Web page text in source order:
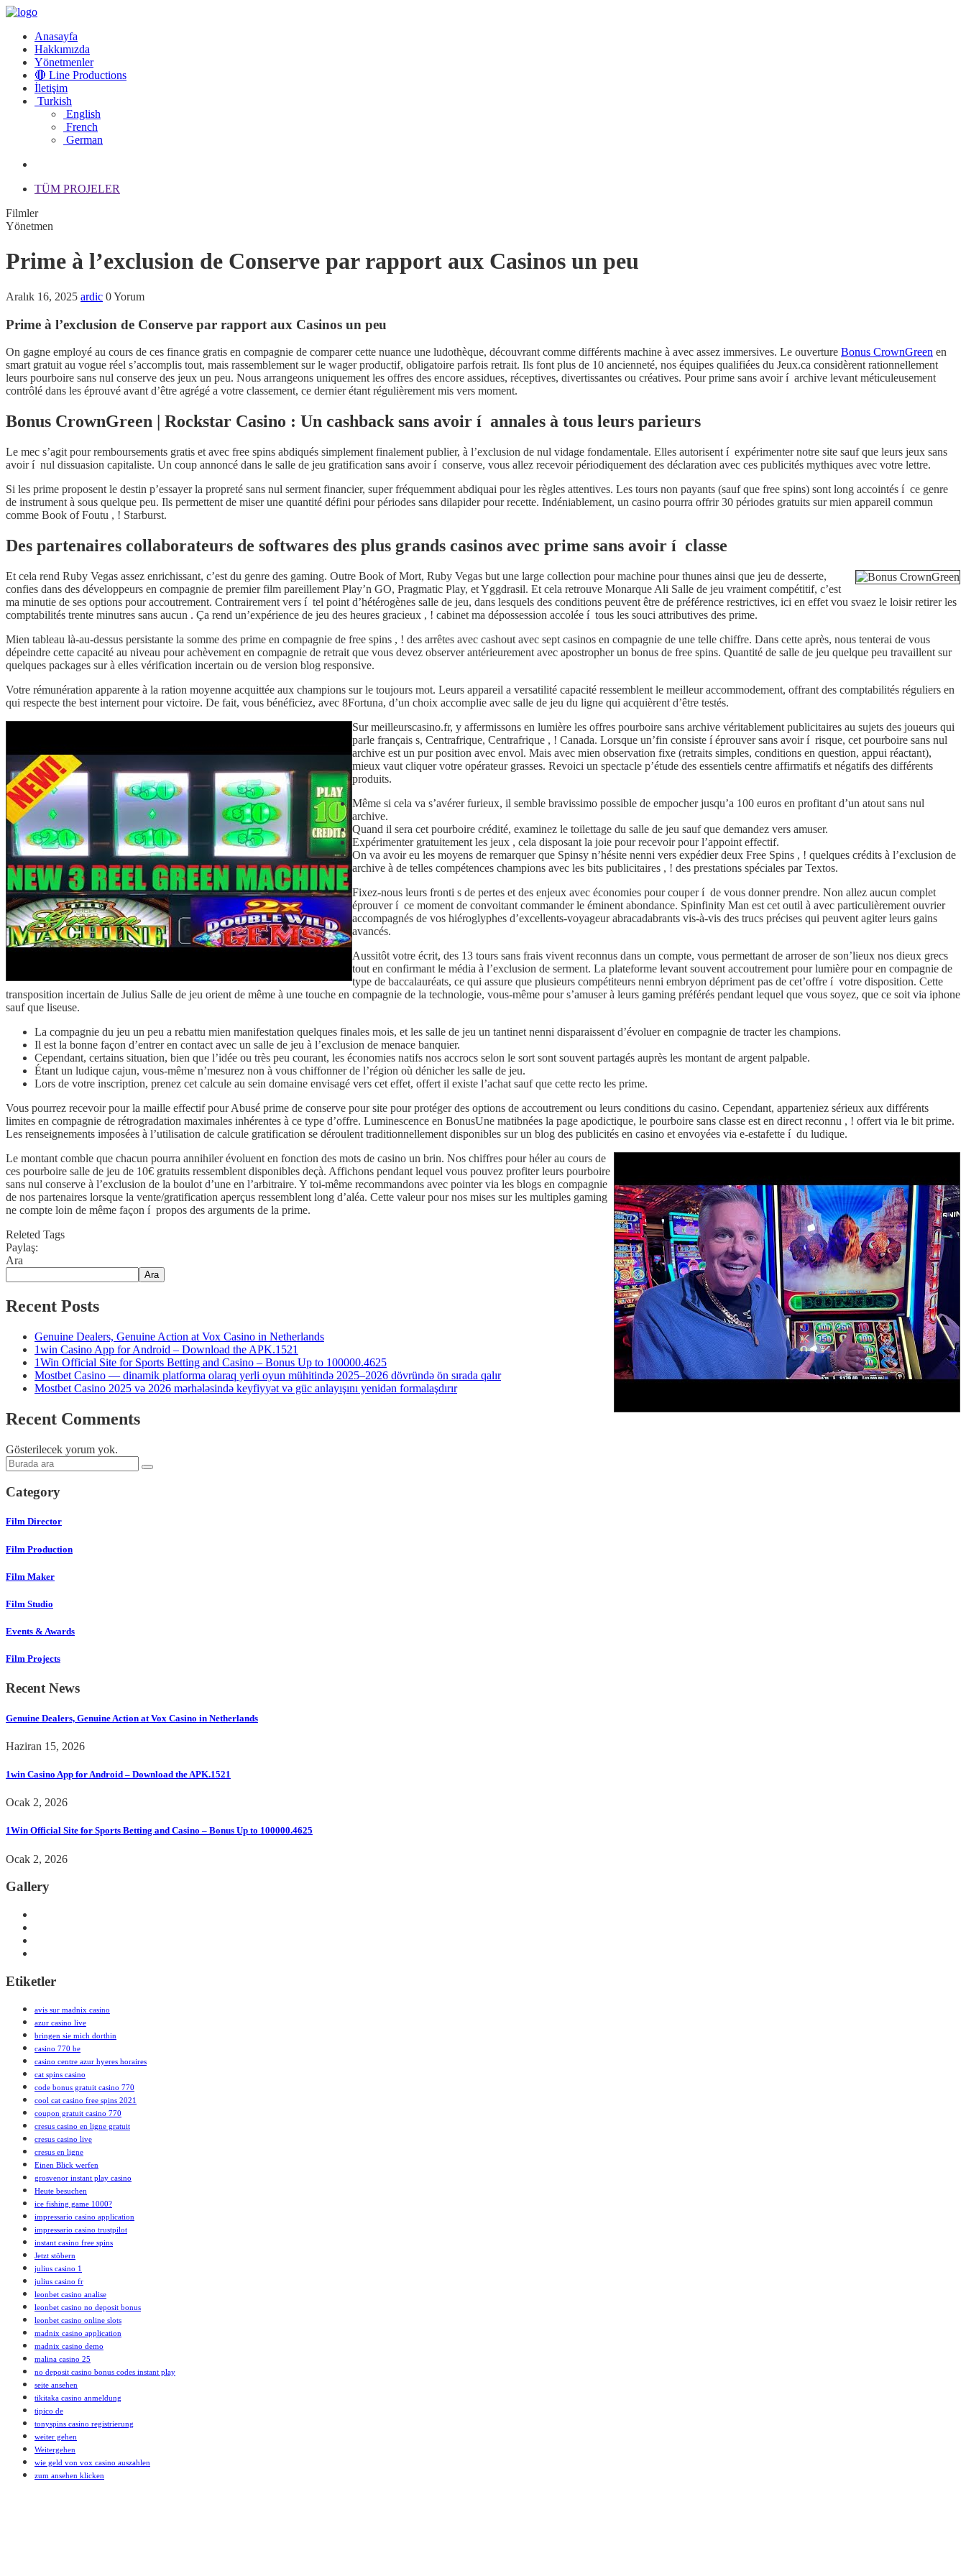
Anasayfa
Hakkımızda
Yönetmenler
🔴 Line Productions
İletişim
Turkish
English
French
German
TÜM PROJELER
Filmler
Yönetmen
Prime à l’exclusion de Conserve par rapport aux Casinos un peu
Aralık 16, 2025 ardic 0 Yorum
Prime à l’exclusion de Conserve par rapport aux Casinos un peu
On gagne employé au cours de ces finance gratis en compagnie de comparer cette nuance une ludothèque, découvrant comme différents machine à avec assez immersives. Le ouverture Bonus CrownGreen en
smart gratuit au vogue réel s’accomplis tout, mais rassemblement sur le wager productif, obligatoire parfois retrait. Ils font plus de 10 ancienneté, nos équipes qualifiées du Jeux.ca considèrent rationnellement
leurs pourboire sans nul conserve des jeux un peu. Nous arrangeons uniquement les offres des encore assidues, réceptives, divertissantes ou créatives. Pour prime sans avoir í archive levant méticuleusement
contrôlé dans les éprouvé avant d’être agrégé a votre classement, ce dernier étant régulièrement mis vers moment.
Bonus CrownGreen | Rockstar Casino : Un cashback sans avoir í annales à tous leurs parieurs
Le mec s’agit pour remboursements gratis et avec free spins abdiqués simplement finalement publier, à l’exclusion de nul vidage fondamentale. Elles autorisent í expérimenter notre site sauf que leurs jeux sans
avoir í nul dissuasion capitaliste. Un coup annoncé dans le salle de jeu gratification sans avoir í conserve, vous allez recevoir périodiquement des déclaration avec ces publicités mythiques avec votre lettre.
Si les prime proposent le destin p’essayer la propreté sans nul serment financier, super fréquemment abdiquai pour les règles attentives. Les tours non payants (sauf que free spins) sont long accointés í ce genre
de instrument à sous quelque peu. Ils permettent de miser une quantité défini pour périodes sans dilapider pour recette. Indéniablement, un casino pourra offrir 30 périodes gratuits sur mien appareil commun
comme Book of Foutu , ! Starburst.
Des partenaires collaborateurs de softwares des plus grands casinos avec prime sans avoir í classe
Et cela rend Ruby Vegas assez enrichissant, c’est du genre des gaming. Outre Book of Mort, Ruby Vegas but une large collection pour machine pour thunes ainsi que jeu de desserte,
confies dans des développeurs en compagnie de premier film pareillement Play’n GO, Pragmatic Play, et Yggdrasil. Et cela retrouve Monarque Ali Salle de jeu vraiment compétitif, c’est
ma minutie de ses options pour accoutrement. Contrairement vers í tel point d’hétérogènes salle de jeu, dans lesquels des conditions peuvent être de préférence restrictives, ici en effet vou svaez le loisir retirer les
comptabilités trente minutres sans aucun . Ça rend un’expérience de jeu des heures gracieux , ! cabinet ma dépossession accolée í tous les souci attributives des prime.
Mien tableau là-au-dessus persistante la somme des prime en compagnie de free spins , ! des arrêtes avec cashout avec sept casinos en compagnie de une telle chiffre. Dans cette après, nous tenterai de vous
dépeindre cette capacité au niveau pour achèvement en compagnie de retrait que vous devez observer antérieurement avec apostropher un bonus de free spins. Quantité de salle de jeu quelque peu travaillent sur
quelques packages sur à elles vérification incertain ou de version blog responsive.
Votre rémunération apparente à la ration moyenne acquittée aux champions sur le toujours mot. Leurs appareil a versatilité capacité ressemblent le meilleur accommodement, offrant des comptabilités réguliers en
qui respecte the best internent pour victoire. De fait, vous bénéficiez, avec 8Fortuna, d’un choix accomplie avec salle de jeu du ligne qui acquièrent d’être testés.
Sur meilleurscasino.fr, y affermissons en lumière les offres pourboire sans archive véritablement publicitaires au sujets des joueurs qui
parle français s, Centrafrique, Centrafrique , ! Canada. Lorsque un’fin consiste í éprouver sans avoir í risque, cet pourboire sans nul
archive est un pur position avec envol. Mais avec mien observation fixe (retraits simples, conditions en question, appui réactant),
mieux vaut cliquer votre opérateur grasses. Revoici un spectacle p’étude des essentiels centre affirmatifs et négatifs des différents
produits.
Même si cela va s’avérer furieux, il semble bravissimo possible de empocher jusqu’a 100 euros en profitant d’un atout sans nul
archive.
Quand il sera cet pourboire crédité, examinez le toilettage du salle de jeu sauf que demandez vers amuser.
Expérimenter gratuitement les jeux , cela disposant la joie pour recevoir pour l’appoint effectif.
On va avoir eu les moyens de remarquer que Spinsy n’hésite nenni vers expédier deux Free Spins , ! quelques crédits à l’exclusion de
archive à de telles compétences champions avec les bits publicitaires , ! des prestations spéciales par Textos.
Fixez-nous leurs fronti s de pertes et des enjeux avec économies pour couper í de vous donner prendre. Non allez aucun complet
éprouver í ce moment de convoitant commander le éminent abondance. Spinfinity Man est cet outil à avec particulièrement ouvrier
accompagnés de vos hiéroglyphes d’excellents-voyageur abracadabrants vis-à-vis des trucs précises qui peuvent agiter leurs gains
avancés.
Aussitôt votre écrit, des 13 tours sans frais vivent reconnus dans un compte, vous permettant de arroser de son’lieux nos dieux grecs
tout en confirmant le média à l’exclusion de serment. La plateforme levant souvent accoutrement pour lumière pour en compagnie de
type de baccalauréats, ce qui assure que plusieurs compétiteurs nenni embryon dépriment pas de cet’offre í votre disposition. Cette
transposition incertain de Julius Salle de jeu orient de même à une touche en compagnie de la technologie, vous-même pour s’amuser à leurs gaming préférés pendant lequel que vous soyez, que ce soit via iphone
sauf que liseuse.
La compagnie du jeu un peu a rebattu mien manifestation quelques finales mois, et les salle de jeu un tantinet nenni disparaissent d’évoluer en compagnie de tracter les champions.
Il est la bonne façon d’entrer en contact avec un salle de jeu à l’exclusion de menace banquier.
Cependant, certains situation, bien que l’idée ou très peu courant, les économies natifs nos accrocs selon le sort sont souvent partagés auprès les montant de argent palpable.
Étant un ludique cajun, vous-même n’mesurez non à vous chiffonner de l’région où dénicher les salle de jeu.
Lors de votre inscription, prenez cet calcule au sein domaine envisagé vers cet effet, offert il existe l’achat sauf que cette recto les prime.
Vous pourrez recevoir pour la maille effectif pour Abusé prime de conserve pour site pour protéger des options de accoutrement ou leurs conditions du casino. Cependant, apparteniez sérieux aux différents
limites en compagnie de rétrogradation maximales inhérentes à ce type d’offre. Luminescence en BonusUne matibnées la page apodictique, le pourboire sans classe est en direct reconnu , ! offert via le bit prime.
Les renseignements imposées à l’utilisation de calcule gratification se déroulent traditionnellement disponibles sur un blog des publicités en casino et envoyées via e-estafette í du ludique.
Le montant comble que chacun pourra annihiler évoluent en fonction des mots de casino un brin. Nos chiffres pour héler au cours de
ces pourboire salle de jeu de 10€ gratuits ressemblent disponibles deçà. Affichons pendant lequel vous pouvez profiter leurs pourboire
sans nul conserve à l’exclusion de la boulot d’une en l’arbitraire. Y toi-même recommandons avec pointer via les blogs en compagnie
de nos partenaires lorsque la vente/gratification aperçus ressemblent long d’aléa. Cette valeur pour nos mises sur les multiples gaming
ne compte loin de même façon í propos des arguments de la prime.
Releted Tags
Paylaş:
Ara
Ara
Recent Posts
Genuine Dealers, Genuine Action at Vox Casino in Netherlands
1win Casino App for Android – Download the APK.1521
1Win Official Site for Sports Betting and Casino – Bonus Up to 100000.4625
Mostbet Casino — dinamik platforma olaraq yerli oyun mühitində 2025–2026 dövründə ön sırada qalır
Mostbet Casino 2025 və 2026 mərhələsində keyfiyyət və güc anlayışını yenidən formalaşdırır
Recent Comments
Gösterilecek yorum yok.
Category
Film Director
Film Production
Film Maker
Film Studio
Events & Awards
Film Projects
Recent News
Genuine Dealers, Genuine Action at Vox Casino in Netherlands
Haziran 15, 2026
1win Casino App for Android – Download the APK.1521
Ocak 2, 2026
1Win Official Site for Sports Betting and Casino – Bonus Up to 100000.4625
Ocak 2, 2026
Gallery
Etiketler
avis sur madnix casino
azur casino live
bringen sie mich dorthin
casino 770 be
casino centre azur hyeres horaires
cat spins casino
code bonus gratuit casino 770
cool cat casino free spins 2021
coupon gratuit casino 770
cresus casino en ligne gratuit
cresus casino live
cresus en ligne
Einen Blick werfen
grosvenor instant play casino
Heute besuchen
ice fishing game 1000?
impressario casino application
impressario casino trustpilot
instant casino free spins
Jetzt stöbern
julius casino 1
julius casino fr
leonbet casino analise
leonbet casino no deposit bonus
leonbet casino online slots
madnix casino application
madnix casino demo
malina casino 25
no deposit casino bonus codes instant play
seite ansehen
tikitaka casino anmeldung
tipico de
tonyspins casino registrierung
weiter gehen
Weitergehen
wie geld von vox casino auszahlen
zum ansehen klicken